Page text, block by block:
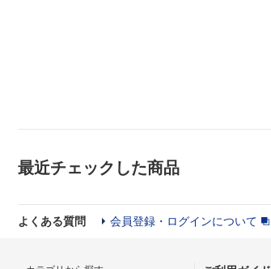
最近チェックした商品
よくある質問 会員登録・ログインについて